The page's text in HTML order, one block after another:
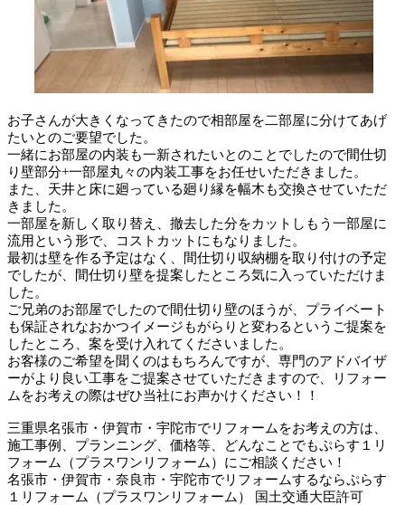
お子さんが大きくなってきたので相部屋を二部屋に分けてあげ
たいとのご要望でした。
一緒にお部屋の内装も一新されたいとのことでしたので間仕切
り壁部分+一部屋丸々の内装工事をお任せいただきました。
また、天井と床に廻っている廻り縁を幅木も交換させていただ
きました。
一部屋を新しく取り替え、撤去した分をカットしもう一部屋に
流用という形で、コストカットにもなりました。
最初は壁を作る予定はなく、間仕切り収納棚を取り付けの予定
でしたが、間仕切り壁を提案したところ気に入っていただけま
した。
ご兄弟のお部屋でしたので間仕切り壁のほうが、プライベート
も保証されなおかつイメージもがらりと変わるというご提案を
したところ、案を受け入れてくださいました。
お客様のご希望を聞くのはもちろんですが、専門のアドバイザ
ーがより良い工事をご提案させていただきますので、リフォー
ムをお考えの際はぜひ当社にお声かけください！！
三重県名張市・伊賀市・宇陀市でリフォームをお考えの方は、
施工事例、プランニング、価格等、どんなことでもぷらす１リ
フォーム（プラスワンリフォーム）にご相談ください！
名張市・伊賀市・奈良市・宇陀市でリフォームするならぷらす
１リフォーム（プラスワンリフォーム） 国土交通大臣許可